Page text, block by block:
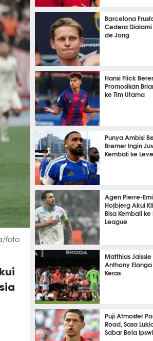
foto
20 menit 21 detik lalu
Barcelona
Cedera
de Jong
31 menit 27 detik lalu
Hansi Flick
Promosikan
ke Tim Utama
45 menit 59 detik lalu
Punya Ambisi
Bremer Ingin
Kembali ke
48 menit 32 detik lalu
Agen Pierre-
Hojbjerg Akui
Bisa Kembali
League
55 menit 57 detik lalu
Matthias
Anthony
Keras
55 menit 58 detik lalu
Puji Atmosfer
Road, Sasa
Sabar Bela